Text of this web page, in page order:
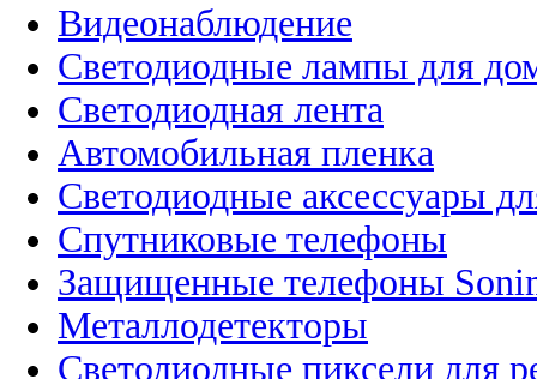
Видеонаблюдение
Светодиодные лампы для
Светодиодная лента
Автомобильная пленка
Светодиодные аксессуары
Спутниковые телефоны
Защищенные телефоны
Металлодетекторы
Светодиодные пиксели для